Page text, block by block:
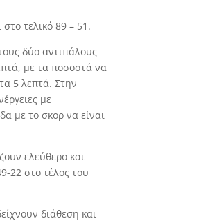
τελικό 89 – 51.
δύο αντιπάλους
με τα ποσοστά να
5 λεπτά. Στην
με
με το σκορ να είναι
ελεύθερο και
22 στο τέλος του
διάθεση και